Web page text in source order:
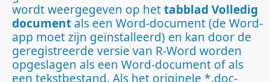
wordt weergegeven op hettabblad Volledig
document als een Word-document (de Word-
app moet zijn geïnstalleerd) en kan door de
geregistreerde versie van R-Word worden
opgeslagen als een Word-document of als
een tekstbestand. Als het originele *.doc-